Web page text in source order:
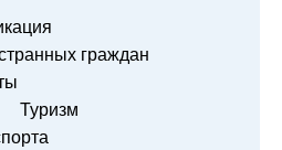
граждан
Туризм